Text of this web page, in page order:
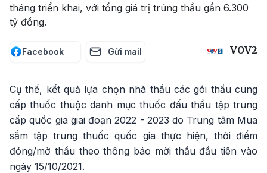
tháng triển khai, với tổng giá trị trúng thầu gần 6.300
tỷ đồng.
Facebook Gửi mail VOV2
Cụ thể, kết quả lựa chọn nhà thầu các gói thầu cung
cấp thuốc thuộc danh mục thuốc đấu thầu tập trung
cấp quốc gia giai đoạn 2022 - 2023 do Trung tâm Mua
sắm tập trung thuốc quốc gia thực hiện, thời điểm
đóng/mở thầu theo thông báo mời thầu đầu tiên vào
ngày 15/10/2021.